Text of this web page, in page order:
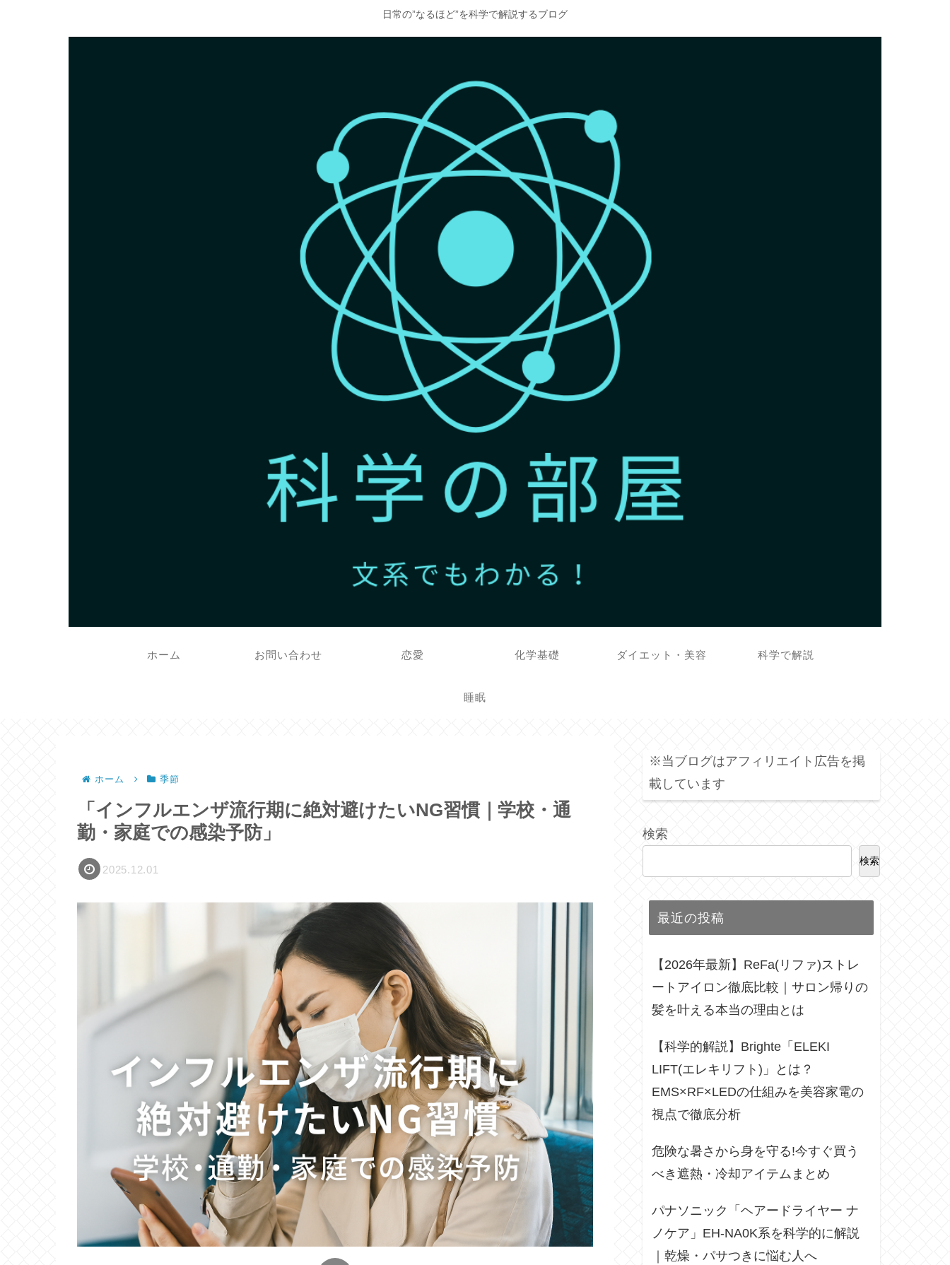
日常の”なるほど”を科学で解説するブログ
ホーム お問い合わせ 恋愛 化学基礎 ダイエット・美容 科学で解説
睡眠
ホーム 季節
「インフルエンザ流行期に絶対避けたいNG習慣｜学校・通
勤・家庭での感染予防」
2025.12.01
※当ブログはアフィリエイト広告を掲
載しています
検索
検索
最近の投稿
【2026年最新】ReFa(リファ)ストレ
ートアイロン徹底比較｜サロン帰りの
髪を叶える本当の理由とは
【科学的解説】Brighte「ELEKI
LIFT(エレキリフト)」とは？
EMS×RF×LEDの仕組みを美容家電の
視点で徹底分析
危険な暑さから身を守る!今すぐ買う
べき遮熱・冷却アイテムまとめ
パナソニック「ヘアードライヤー ナ
ノケア」EH-NA0K系を科学的に解説
｜乾燥・パサつきに悩む人へ